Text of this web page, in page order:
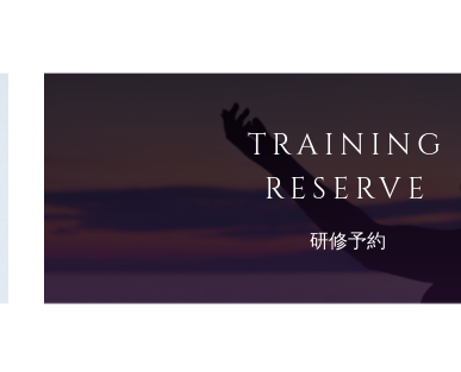
TRAINING
RESERVE
研修予約